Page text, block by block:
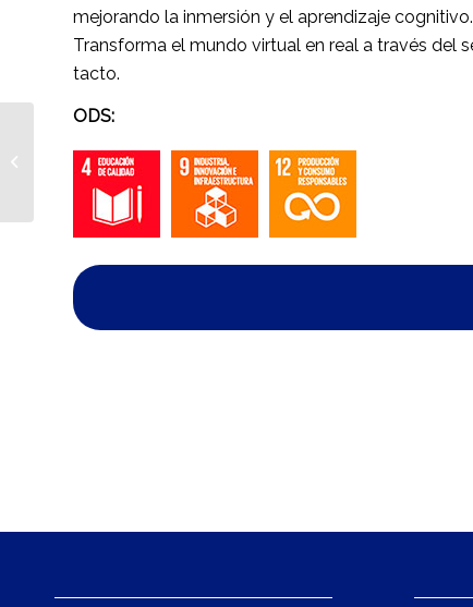
mejorando la inmersión y el aprendizaje cognitivo.
Transforma el mundo virtual en real a través del
tacto.
ODS:
Sincrolab